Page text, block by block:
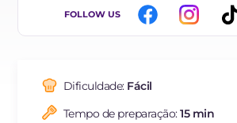
FR
ES
FOLLOW US
Dificuldade: Fácil
Tempo de preparação:15 min